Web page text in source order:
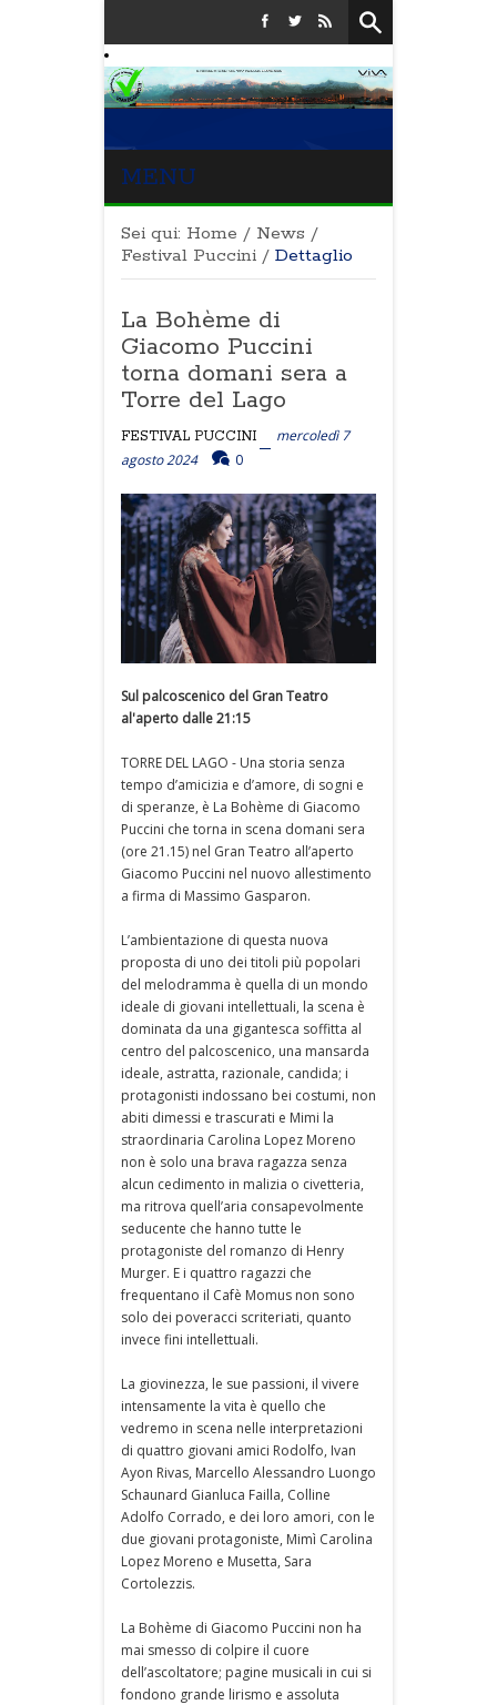
MENU
Sei qui: Home / News /
Festival Puccini / Dettaglio
La Bohème di
Giacomo Puccini
torna domani sera a
Torre del Lago
FESTIVAL PUCCINI
mercoledì 7
agosto 2024
0
Sul palcoscenico del Gran Teatro
al'aperto dalle 21:15
TORRE DEL LAGO - Una storia senza
tempo d’amicizia e d’amore, di sogni e
di speranze, è La Bohème di Giacomo
Puccini che torna in scena domani sera
(ore 21.15) nel Gran Teatro all’aperto
Giacomo Puccini nel nuovo allestimento
a firma di Massimo Gasparon.
L’ambientazione di questa nuova
proposta di uno dei titoli più popolari
del melodramma è quella di un mondo
ideale di giovani intellettuali, la scena è
dominata da una gigantesca soffitta al
centro del palcoscenico, una mansarda
ideale, astratta, razionale, candida; i
protagonisti indossano bei costumi, non
abiti dimessi e trascurati e Mimi la
straordinaria Carolina Lopez Moreno
non è solo una brava ragazza senza
alcun cedimento in malizia o civetteria,
ma ritrova quell’aria consapevolmente
seducente che hanno tutte le
protagoniste del romanzo di Henry
Murger. E i quattro ragazzi che
frequentano il Cafè Momus non sono
solo dei poveracci scriteriati, quanto
invece fini intellettuali.
La giovinezza, le sue passioni, il vivere
intensamente la vita è quello che
vedremo in scena nelle interpretazioni
di quattro giovani amici Rodolfo, Ivan
Ayon Rivas, Marcello Alessandro Luongo
Schaunard Gianluca Failla, Colline
Adolfo Corrado, e dei loro amori, con le
due giovani protagoniste, Mimì Carolina
Lopez Moreno e Musetta, Sara
Cortolezzis.
La Bohème di Giacomo Puccini non ha
mai smesso di colpire il cuore
dell’ascoltatore; pagine musicali in cui si
fondono grande lirismo e assoluta